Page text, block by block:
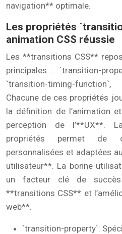
navigation** optimale.
Les propriétés
animation CSS réussie
Les **transitions CSS**
principales : `transition-
`transition-timing-
Chacune de ces propriétés
la définition de l’animation
perception de l’**UX**.
propriétés permet de
personnalisées et adaptées
utilisateur**. La bonne
un facteur clé de succès
**transitions CSS** et
web**.
`transition-property`: